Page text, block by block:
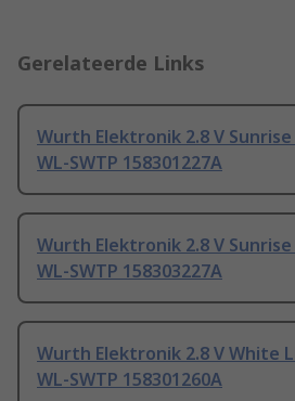
Gerelateerde Links
Wurth Elektronik 2.8 V Sunrise
WL-SWTP 158301227A
Wurth Elektronik 2.8 V Sunrise
WL-SWTP 158303227A
Wurth Elektronik 2.8 V White
WL-SWTP 158301260A